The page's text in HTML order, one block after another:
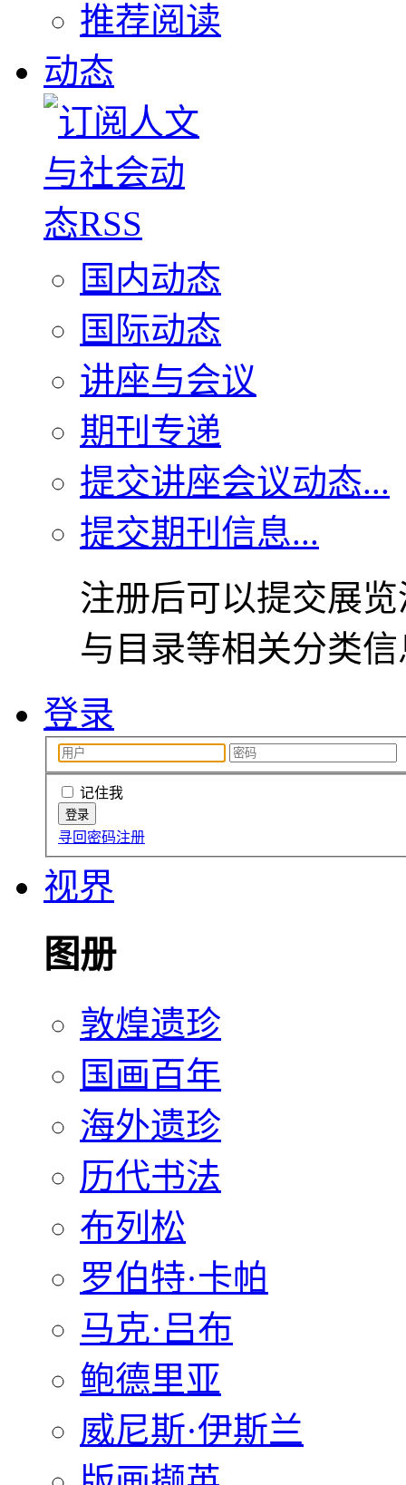
推荐阅读
动态
国内动态
国际动态
讲座与会议
期刊专递
提交讲座会议动态...
提交期刊信息...
注册后可以提交展
与目录等相关分类
登录
记住我
寻回密码注册
视界
图册
敦煌遗珍
国画百年
海外遗珍
历代书法
布列松
罗伯特·卡帕
马克·吕布
鲍德里亚
威尼斯·伊斯兰